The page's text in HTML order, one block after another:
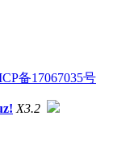
备17067035号
X3.2